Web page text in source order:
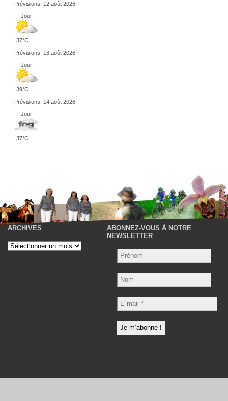
Prévisions
12 août 2026
Jour
37°C
Prévisions
13 août 2026
Jour
39°C
Prévisions
14 août 2026
Jour
37°C
ARCHIVES
Archives
ABONNEZ-VOUS À NOTRE
NEWSLETTER
Nom
E-
mail
*